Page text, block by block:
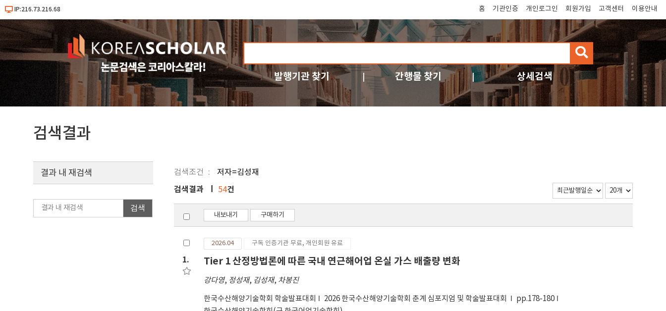
IP:216.73.216.68 홈 기관인증 개인로그인 회원가입 고객센터 이용안내
검
색
발행기관 찾기 간행물 찾기 상세검색
검색결과
검색조건 저자=김성재
결과 내 재검색
검색
검색결과 54건
내보내기 구매하기
1.
2026.04 구독 인증기관 무료, 개인회원 유료
Tier 1 산정방법론에 따른 국내 연근해어업 온실 가스 배출량 변화
강다영, 정성재, 김성재, 차봉진
한국수산해양기술학회 학술발표대회 2026 한국수산해양기술학회 춘계 심포지엄 및 학술발표대회
pp.178-180